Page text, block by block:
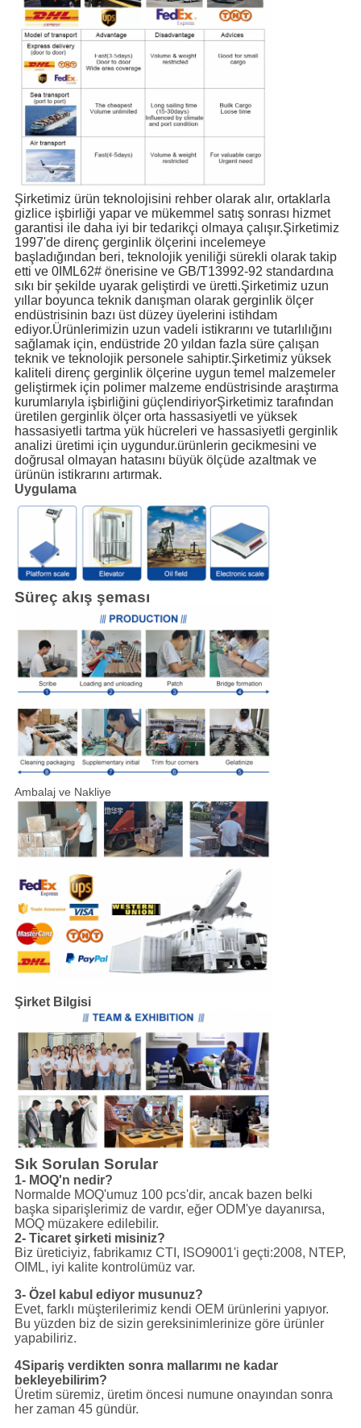
Şirketimiz ürün teknolojisini rehber olarak alır, ortaklarla
gizlice işbirliği yapar ve mükemmel satış sonrası hizmet
garantisi ile daha iyi bir tedarikçi olmaya çalışır.Şirketimiz
1997'de direnç gerginlik ölçerini incelemeye
başladığından beri, teknolojik yeniliği sürekli olarak takip
etti ve 0IML62# önerisine ve GB/T13992-92 standardına
sıkı bir şekilde uyarak geliştirdi ve üretti.Şirketimiz uzun
yıllar boyunca teknik danışman olarak gerginlik ölçer
endüstrisinin bazı üst düzey üyelerini istihdam
ediyor.Ürünlerimizin uzun vadeli istikrarını ve tutarlılığını
sağlamak için, endüstride 20 yıldan fazla süre çalışan
teknik ve teknolojik personele sahiptir.Şirketimiz yüksek
kaliteli direnç gerginlik ölçerine uygun temel malzemeler
geliştirmek için polimer malzeme endüstrisinde araştırma
kurumlarıyla işbirliğini güçlendiriyorŞirketimiz tarafından
üretilen gerginlik ölçer orta hassasiyetli ve yüksek
hassasiyetli tartma yük hücreleri ve hassasiyetli gerginlik
analizi üretimi için uygundur.ürünlerin gecikmesini ve
doğrusal olmayan hatasını büyük ölçüde azaltmak ve
ürünün istikrarını artırmak.
Uygulama
Süreç akış şeması
Ambalaj ve Nakliye
Şirket Bilgisi
Sık Sorulan Sorular
1- MOQ'n nedir?
Normalde MOQ'umuz 100 pcs'dir, ancak bazen belki
başka siparişlerimiz de vardır, eğer ODM'ye dayanırsa,
MOQ müzakere edilebilir.
2- Ticaret şirketi misiniz?
Biz üreticiyiz, fabrikamız CTI, ISO9001'i geçti:2008, NTEP,
OIML, iyi kalite kontrolümüz var.
3- Özel kabul ediyor musunuz?
Evet, farklı müşterilerimiz kendi OEM ürünlerini yapıyor.
Bu yüzden biz de sizin gereksinimlerinize göre ürünler
yapabiliriz.
4Sipariş verdikten sonra mallarımı ne kadar
bekleyebilirim?
Üretim süremiz, üretim öncesi numune onayından sonra
her zaman 45 gündür.